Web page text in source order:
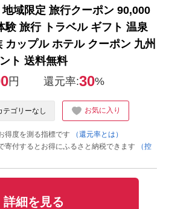
域限定 旅行クーポン 90,000
験 旅行 トラベル ギフト 温泉
カップル ホテル クーポン 九州
ト 送料無料
円 還元率:30%
テゴリーなし お気に入り
得度を測る指標です
（還元率とは）
付するとお得にふるさと納税できます
（控
詳細を見る